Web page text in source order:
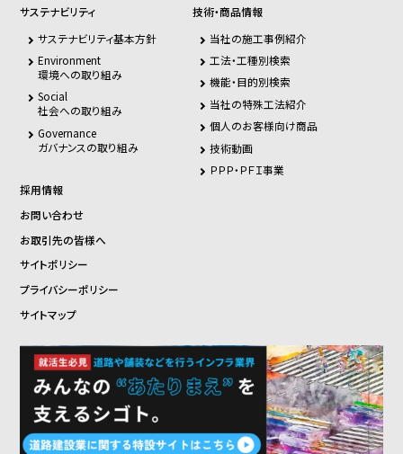
サステナビリティ
サステナビリティ基本方針
Environment
環境への取り組み
Social
社会への取り組み
Governance
ガバナンスの取り組み
技術・商品情報
当社の施工事例紹介
工法・工種別検索
機能・目的別検索
当社の特殊工法紹介
個人のお客様向け商品
技術動画
ＰＰＰ・ＰＦＩ事業
採用情報
お問い合わせ
お取引先の皆様へ
サイトポリシー
プライバシーポリシー
サイトマップ